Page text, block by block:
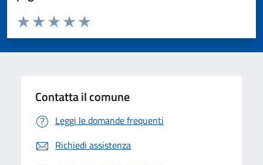
Valuta da 1 a 5 stelle la pagina
Valuta 5 stelle su 5
Valuta 4 stelle su 5
Valuta 3 stelle su 5
Valuta 2 stelle su 5
Valuta 1 stelle su 5
Contatta il comune
Leggi le domande frequenti
Richiedi assistenza